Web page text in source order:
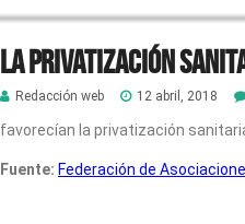
LA PRIVATIZACIÓN
Redacción web 12 abril, 2018
favorecían la privatización
Fuente: Federación de